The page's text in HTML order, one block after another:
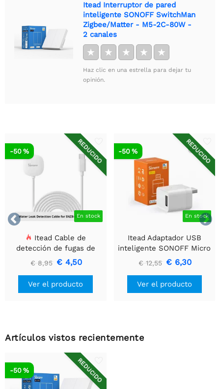
Itead Interruptor de pared
inteligente SONOFF SwitchMan
Zigbee/Matter - M5-2C-80W -
2 canales
★ ★ ★ ★ ★
Haz clic en una estrella para dejar tu
opinión.


REDUCIDO
En stock
-50 %
Itead Cable de
detección de fugas de
agua Sonoff Wldc200
€ 8,95 € 4,50
Ver el producto
REDUCIDO
En stock
-50 %
Itead Adaptador USB
inteligente SONOFF Micro
Zigbee
€ 12,55 € 6,30
Ver el producto
Artículos vistos recientemente
REDUCIDO
-50 %